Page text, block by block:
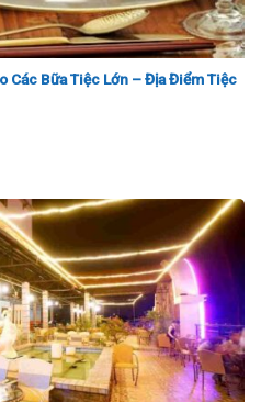
Lớn – Địa Điểm Tiệc